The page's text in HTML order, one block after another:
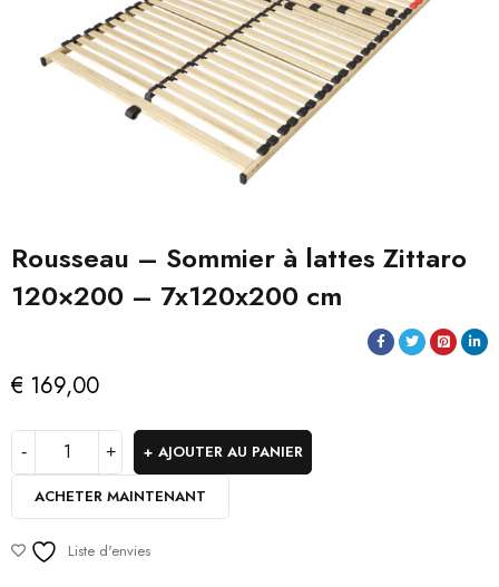
Rousseau – Sommier à lattes Zittaro
120×200 – 7x120x200 cm
€ 169,00
AJOUTER AU PANIER
ACHETER MAINTENANT
Liste d'envies